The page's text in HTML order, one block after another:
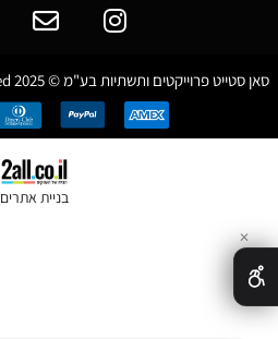
סאן סטייט פרוייקטים ותשתיות בע"מ © 2025 All Rights Reserved
בניית אתרים
✕